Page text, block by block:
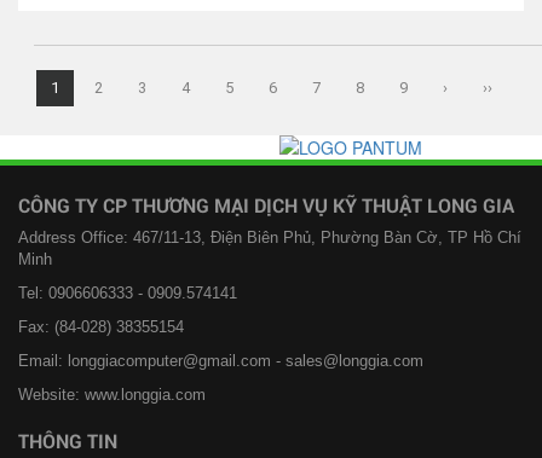
1 2 3 4 5 6 7 8 9 › ››
CÔNG TY CP THƯƠNG MẠI DỊCH VỤ KỸ THUẬT LONG GIA
Address Office: 467/11-13, Điện Biên Phủ, Phường Bàn Cờ, TP Hồ Chí
Minh
Tel: 0906606333 - 0909.574141
Fax: (84-028) 38355154
Email: longgiacomputer@gmail.com - sales@longgia.com
Website: www.longgia.com
THÔNG TIN